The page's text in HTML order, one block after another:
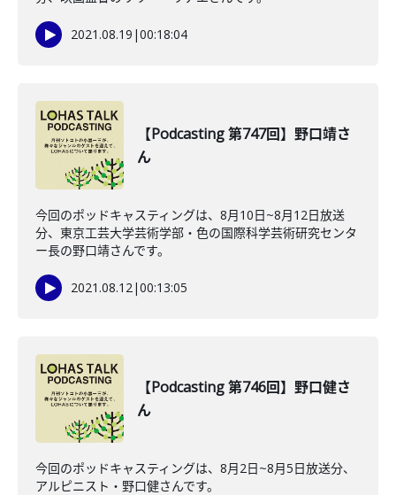
2021.08.19 |00:18:04
【Podcasting 第747回】野口靖さ
ん
今回のポッドキャスティングは、8月10日~8月12日放送
分、東京工芸大学芸術学部・色の国際科学芸術研究センタ
ー長の野口靖さんです。
2021.08.12|00:13:05
【Podcasting 第746回】野口健さ
ん
今回のポッドキャスティングは、8月2日~8月5日放送分、
アルピニスト・野口健さんです。